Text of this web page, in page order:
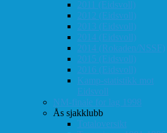
2011 (Eidsvoll)
2012 (Eidsvoll)
2013 (Eidsvoll)
2014 (Eidsvoll)
2014 (Rokaden/NSSF)
2015 (Eidsvoll)
2016 (Eidsvoll)
Kamp-statistikk mot
Eidsvoll
NM-finale for lag 1998
Ås sjakklubb
Totaloversikt